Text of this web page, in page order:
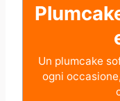
Un plumcake
ogni